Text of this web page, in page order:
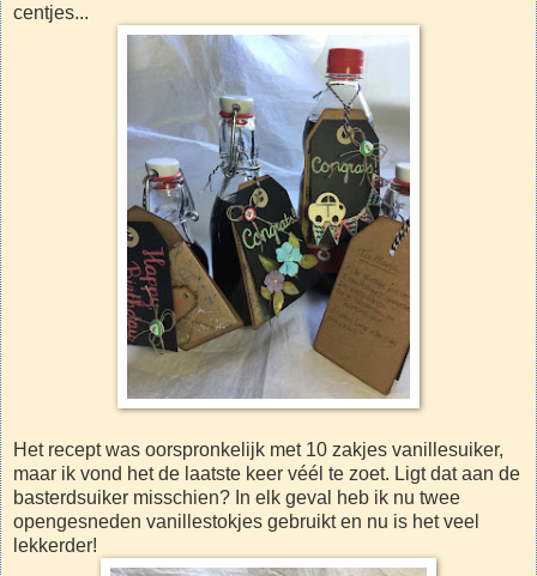
centjes...
Het recept was oorspronkelijk met 10 zakjes vanillesuiker,
maar ik vond het de laatste keer véél te zoet. Ligt dat aan de
basterdsuiker misschien? In elk geval heb ik nu twee
opengesneden vanillestokjes gebruikt en nu is het veel
lekkerder!